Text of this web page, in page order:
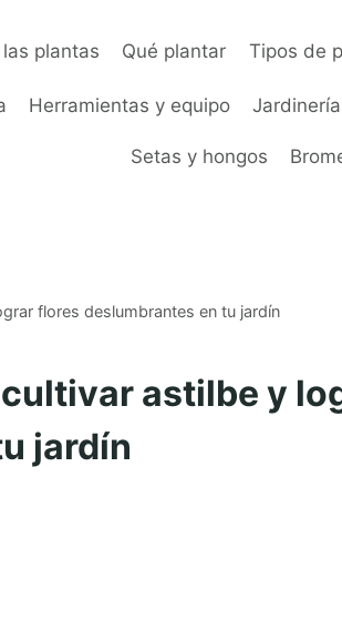
plantas Qué plantar Tipos de
Herramientas y equipo
Setas y hongos
flores deslumbrantes en tu jardín
astilbe y
jardín